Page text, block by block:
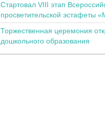
Стартовал VIII этап
просветительской эстафеты
Торжественная церемония
дошкольного образования